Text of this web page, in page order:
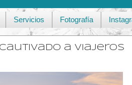
Servicios Fotografía
a viajeros
Sigue mis viajes en las